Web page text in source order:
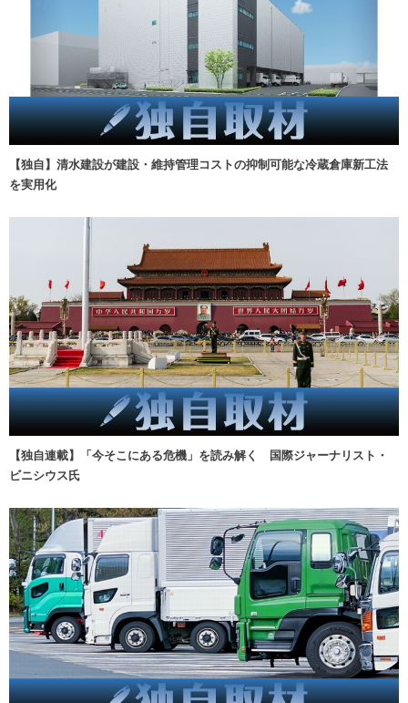
【独自】清水建設が建設・維持管理コストの抑制可能な冷蔵倉庫新工法
を実用化
【独自連載】「今そこにある危機」を読み解く 国際ジャーナリスト・
ビニシウス氏